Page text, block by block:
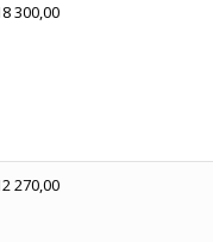
300,00
270,00